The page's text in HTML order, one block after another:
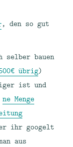
, den so gut
selber bauen
übrig)
ist und
ne Menge
ihr googelt
aus